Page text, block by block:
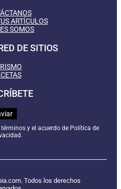
ARTÍCULOS
SOMOS
DE SITIOS
y el acuerdo de Política de
Todos los derechos